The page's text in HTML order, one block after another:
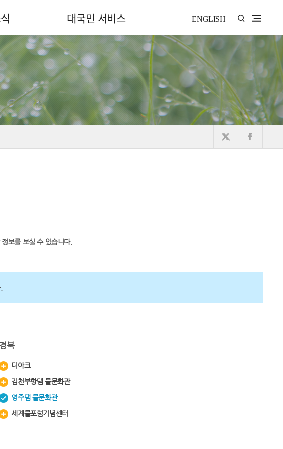
대국민 서비스 ENGLISH
보를 보실 수 있습니다.
북
디아크
김천부항댐 물문화관
영주댐 물문화관
세계물포럼기념센터